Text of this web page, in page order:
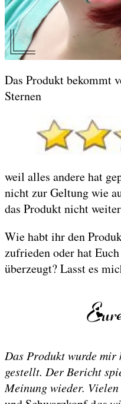
Das Produkt bekommt
Sternen
weil alles andere hat
nicht zur Geltung wie
das Produkt nicht
Wie habt ihr den
zufrieden oder hat
überzeugt? Lasst es
Das Produkt wurde mir
gestellt. Der Bericht
Meinung wieder.